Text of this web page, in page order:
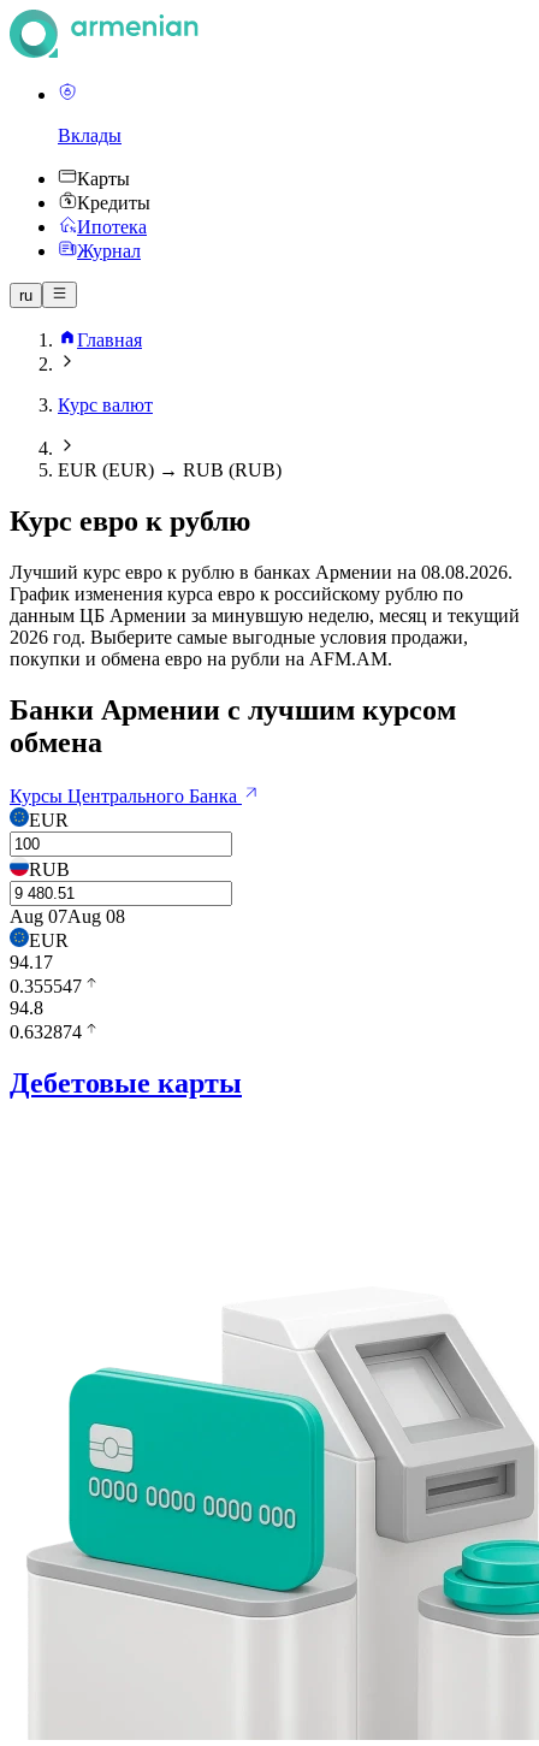
Вклады
Карты
Кредиты
Ипотека
Журнал
ru
Главная
Курс валют
EUR (EUR) → RUB (RUB)
Курс евро к рублю
Лучший курс евро к рублю в банках Армении на 08.08.2026.
График изменения курса евро к российскому рублю по
данным ЦБ Армении за минувшую неделю, месяц и текущий
2026 год. Выберите самые выгодные условия продажи,
покупки и обмена евро на рубли на AFM.AM.
Банки Армении с лучшим курсом
обмена
Курсы Центрального Банка
EUR
RUB
Aug 07Aug 08
EUR
94.17
0.355547
94.8
0.632874
Дебетовые карты